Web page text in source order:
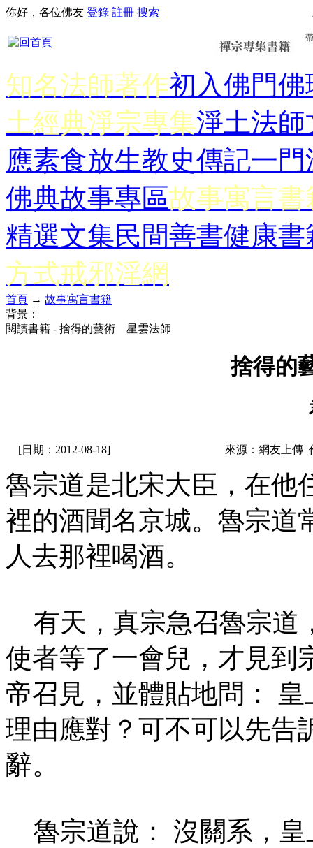
你好，各位佛友 登錄 註冊 搜索
知名法師著作初入佛門佛
土經典淨宗專集淨土法師
應素食放生教史傳記一門
佛典故事專區故事寓言書
精選文集民間善書健康書
方式戒邪淫網
首頁 → 故事寓言書籍
背景：
閱讀書籍 - 捨得的藝術 星雲法師
捨得的
[日期：2012-08-18] 來源：網友上傳
魯宗道是北宋大臣，在他
裡的酒聞名京城。魯宗道
人去那裡喝酒。
有天，真宗急召魯宗道
使者等了一會兒，才見到
帝召見，並體貼地問：
理由應對？可不可以先告
辭。
魯宗道說： 沒關系，皇